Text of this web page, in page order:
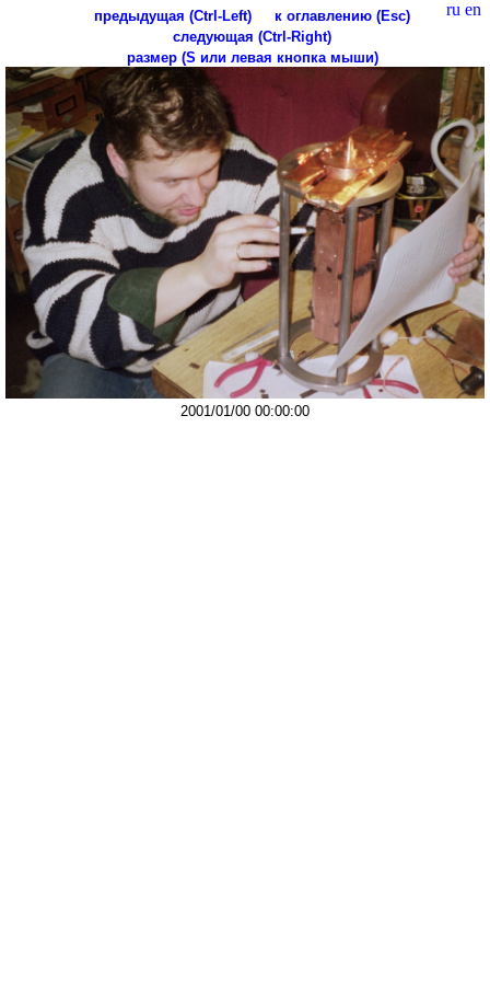
ru en
предыдущая (Ctrl-Left)
к оглавлению (Esc)
следующая (Ctrl-Right)
размер (S или левая кнопка мыши)
2001/01/00 00:00:00